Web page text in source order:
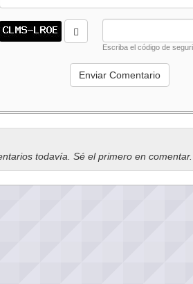
Escriba el código de
todavía. Sé el primero en comentar.